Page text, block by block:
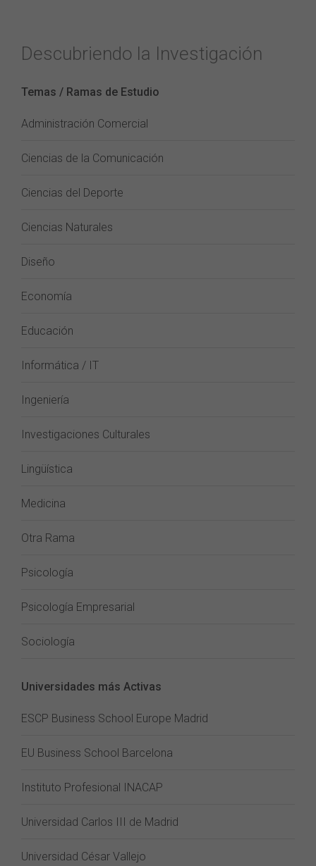
Descubriendo la Investigación
Temas / Ramas de Estudio
Administración Comercial
Ciencias de la Comunicación
Ciencias del Deporte
Ciencias Naturales
Diseño
Economía
Educación
Informática / IT
Ingeniería
Investigaciones Culturales
Lingüística
Medicina
Otra Rama
Psicología
Psicología Empresarial
Sociología
Universidades más Activas
ESCP Business School Europe Madrid
EU Business School Barcelona
Instituto Profesional INACAP
Universidad Carlos III de Madrid
Universidad César Vallejo